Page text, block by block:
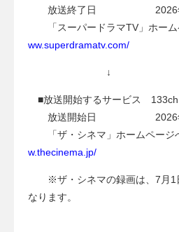
放送終了日 2026年6
「スーパードラマTV」ホー
ww.superdramatv.com/
↓
■放送開始するサービス 133ch
放送開始日 2026年7
「ザ・シネマ」ホームペー
w.thecinema.jp/
※ザ・シネマの録画は、7月1
なります。